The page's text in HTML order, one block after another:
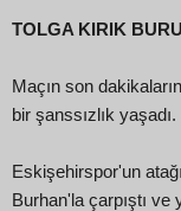
TOLGA KIRIK
Maçın son
bir şanssızlık yaşadı.
Eskişehirspor'un
Burhan'la çarpıştı ve